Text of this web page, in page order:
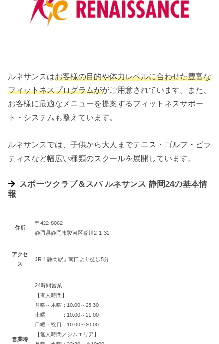
ルネサンスはお客様の目的や体力レベルに合わせた豊富な
フィットネスプログラムががご用意されています。また、
お客様に最適なメニューを提案するフィットネスサポー
ト・システムも整えています。
ルネサンスでは、子供から大人までテニス・ゴルフ・ピラ
ティスなど幅広い種類のスクールを展開しています。
スポーツクラブ＆スパ ルネサンス 静岡24の基本情
報
住所
〒422-8062
静岡県静岡市駿河区稲川2-1-32
アクセ
ス
JR「静岡駅」南口より徒歩5分
営業時
24時間営業
【有人時間】
月曜～木曜：10:00～23:30
土曜 ：10:00～21:00
日曜・祝日：10:00～20:00
【無人時間／ジムエリア】